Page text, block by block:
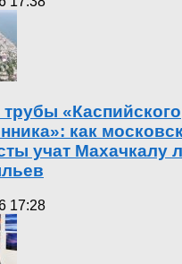
«Каспийского
как
учат Махачкалу
17:28